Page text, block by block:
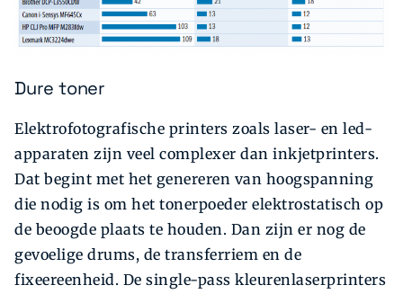
Dure toner
Elektrofotografische printers zoals laser- en led-
apparaten zijn veel complexer dan inkjetprinters.
Dat begint met het genereren van hoogspanning
die nodig is om het toner­poeder elektrostatisch op
de beoogde plaats te houden. Dan zijn er nog de
gevoelige drums, de transferriem en de
fixeereenheid. De single-pass kleurenlaserprinters